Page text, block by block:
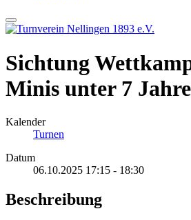
Sichtung
Minis unter 7 Jahre
Kalender
Turnen
Datum
06.10.2025 17:15 - 18:30
Beschreibung